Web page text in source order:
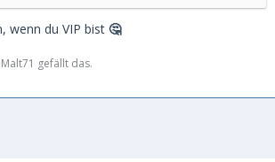
wenn du VIP bist 🤔
gefällt das.